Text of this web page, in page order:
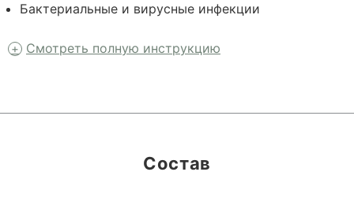
Бактериальные и вирусные инфекции
Смотреть полную инструкцию
Состав